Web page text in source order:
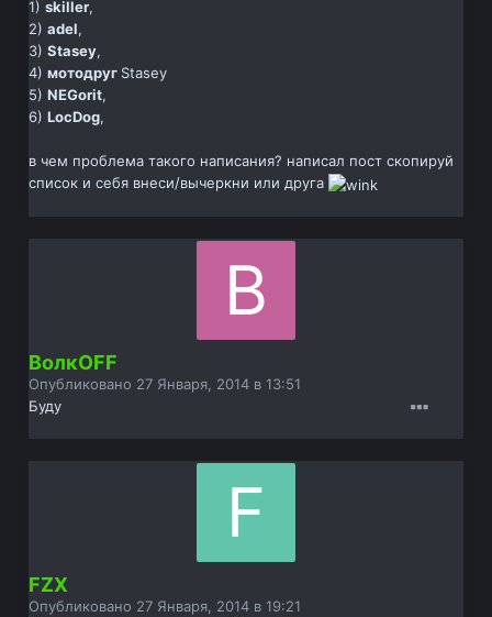
1)skiller,
2)adel,
3)Stasey,
4)мотодруг Stasey
5)NEGorit,
6)LocDog,
в чем проблема такого написания? написал пост скопируй
список и себя внеси/вычеркни или друга
ВолкOFF
Опубликовано 27 Января, 2014 в 13:51
Буду
FZX
Опубликовано 27 Января, 2014 в 19:21